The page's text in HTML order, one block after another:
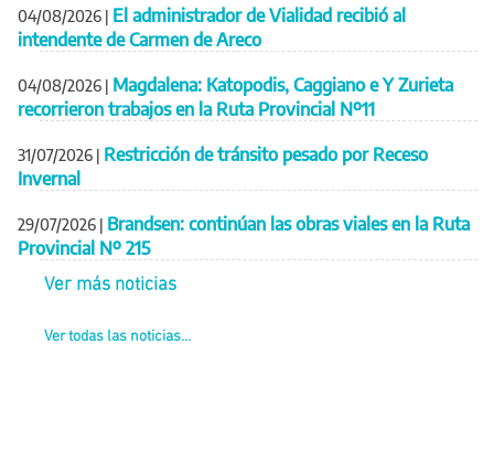
04/08/2026 | El administrador de Vialidad recibió al
intendente de Carmen de Areco
04/08/2026 | Magdalena: Katopodis, Caggiano e Y Zurieta
recorrieron trabajos en la Ruta Provincial Nº11
31/07/2026 | Restricción de tránsito pesado por Receso
Invernal
29/07/2026 | Brandsen: continúan las obras viales en la Ruta
Provincial Nº 215
Ver más noticias
Ver todas las noticias...